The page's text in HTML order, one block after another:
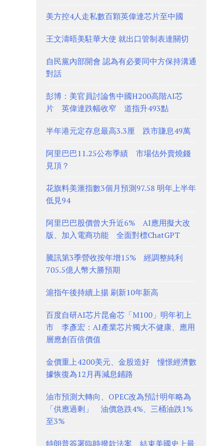
美方控4人走私數百顆英偉達芯片至中國
王文濤晤美駐華大使 就出口管制表達關切
自民黨內部開會 認為有必要同中方保持溝通
對話
彭博：美官員討論售中國H200高階AI芯
片 英偉達跌幅收窄 道指升493點
半年港元定存息最高3.3厘 跌市賺息49萬
阿里巴巴11.25公布季績 市場估外賣燒錢
見頂？
花旗料美滙指數3個月預測97.58 明年上半年
低見94
阿里巴巴股價曾大升近6% AI應用擬大改
版、加入電商功能 全面對標ChatGPT
騰訊第3季營收按年增15% 經調整純利
705.5億人幣大勝預期
滬指午後持續上揚 刷新10年新高
百度自研AI芯片昆侖芯「M100」明年初上
市 李彥宏：AI產業芯片獨大不健康、應用
層應創百倍價值
金價重上4200美元、金股造好 憧憬經濟數
據恢復為12月再減息鋪路
油市預測大轉向、OPEC改為預計明年略為
「供應過剩」 油價急跌4%、三桶油跌1%
至3%
特朗普簽署臨時撥款法案 結束美國史上最